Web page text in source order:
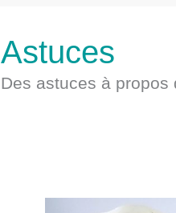
Astuces
Des astuces à propos